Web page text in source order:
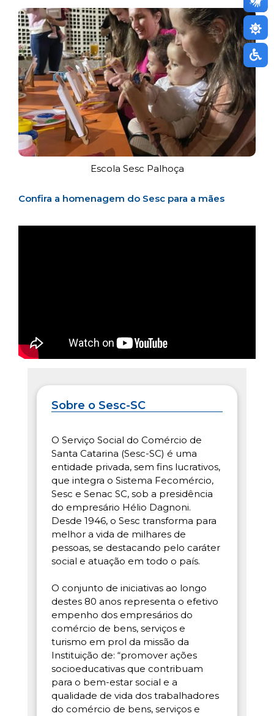
Escola Sesc Palhoça
Confira a homenagem do Sesc para a mães
Sobre o Sesc-SC
O Serviço Social do Comércio de
Santa Catarina (Sesc-SC) é uma
entidade privada, sem fins lucrativos,
que integra o Sistema Fecomércio,
Sesc e Senac SC, sob a presidência
do empresário Hélio Dagnoni.
Desde 1946, o Sesc transforma para
melhor a vida de milhares de
pessoas, se destacando pelo caráter
social e atuação em todo o país.
O conjunto de iniciativas ao longo
destes 80 anos representa o efetivo
empenho dos empresários do
comércio de bens, serviços e
turismo em prol da missão da
Instituição de: “promover ações
socioeducativas que contribuam
para o bem-estar social e a
qualidade de vida dos trabalhadores
do comércio de bens, serviços e